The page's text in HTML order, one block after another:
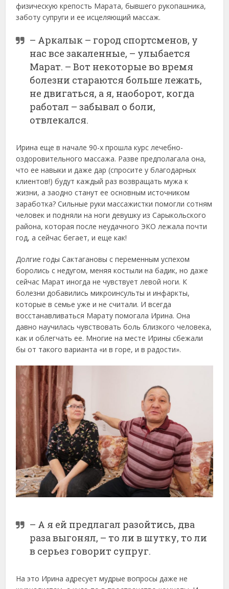
физическую крепость Марата, бывшего рукопашника,
заботу супруги и ее исцеляющий массаж.
– Аркалык – город спортсменов, у
нас все закаленные, – улыбается
Марат. – Вот некоторые во время
болезни стараются больше лежать,
не двигаться, а я, наоборот, когда
работал – забывал о боли,
отвлекался.
Ирина еще в начале 90-х прошла курс лечебно-
оздоровительного массажа. Разве предполагала она,
что ее навыки и даже дар (спросите у благодарных
клиентов!) будут каждый раз возвращать мужа к
жизни, а заодно станут ее основным источником
заработка? Сильные руки массажистки помогли сотням
человек и подняли на ноги девушку из Сарыкольского
района, которая после неудачного ЭКО лежала почти
год, а сейчас бегает, и еще как!
Долгие годы Сактагановы с переменным успехом
боролись с недугом, меняя костыли на бадик, но даже
сейчас Марат иногда не чувствует левой ноги. К
болезни добавились микроинсульты и инфаркты,
которые в семье уже и не считали. И всегда
восстанавливаться Марату помогала Ирина. Она
давно научилась чувствовать боль близкого человека,
как и облегчать ее. Многие на месте Ирины сбежали
бы от такого варианта «и в горе, и в радости».
– А я ей предлагал разойтись, два
раза выгонял, – то ли в шутку, то ли
в серьез говорит супруг.
На это Ирина адресует мудрые вопросы даже не